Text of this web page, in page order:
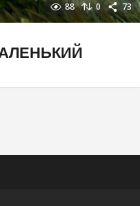
88 0 73